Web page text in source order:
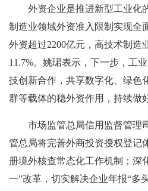
外资企业是推进新型工业化
制造业领域外资准入限制实现全
外资超过2200亿元，高技术制造
11.7%。姚珺表示，下一步，工
技创新合作，共享数字化、绿色
群等载体的稳外资作用，持续做
市场监管总局信用监督管理
管总局将完善外商投资授权登记
册境外核查常态化工作机制；深
一”改革，切实解决企业年报“多